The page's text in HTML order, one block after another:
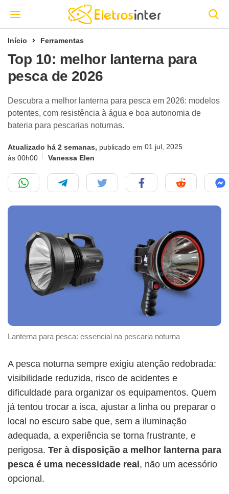
Início Ferramentas
Top 10: melhor lanterna para
pesca de 2026
Descubra a melhor lanterna para pesca em 2026: modelos
potentes, com resistência à água e boa autonomia de
bateria para pescarias noturnas.
Atualizado há 2 semanas, publicado em 01 jul, 2025
às 00h00
Vanessa Elen
Lanterna para pesca: essencial na pescaria noturna
A pesca noturna sempre exigiu atenção redobrada:
visibilidade reduzida, risco de acidentes e
dificuldade para organizar os equipamentos. Quem
já tentou trocar a isca, ajustar a linha ou preparar o
local no escuro sabe que, sem a iluminação
adequada, a experiência se torna frustrante, e
perigosa. Ter à disposição a melhor lanterna para
pesca é uma necessidade real, não um acessório
opcional.